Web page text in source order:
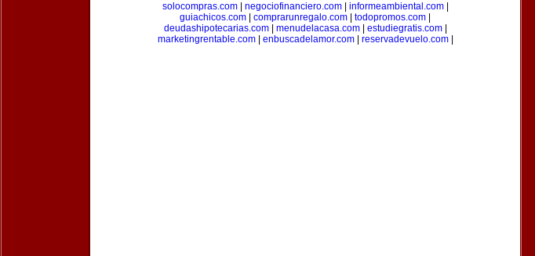
solocompras.com| negociofinanciero.com| informeambiental.com|
guiachicos.com
comprarunregalo.com todopromos.com
deudashipotecarias.com| menudelacasa.com| estudiegratis.com|
marketingrentable.com| enbuscadelamor.com| reservadevuelo.com|